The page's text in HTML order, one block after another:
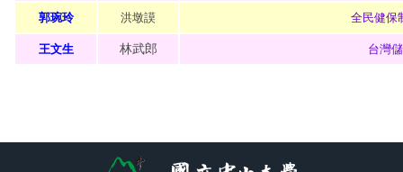
郭琬玲 洪墩謨 全民健保
王文生 林武郎 台灣